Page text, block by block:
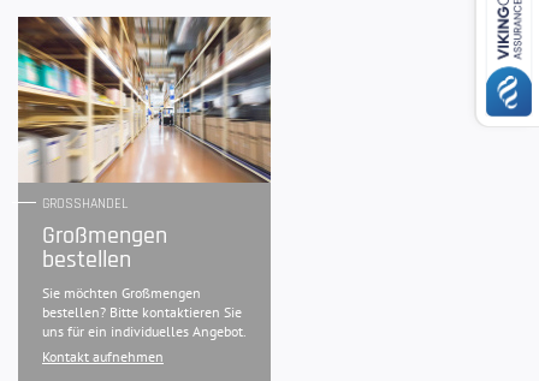
GROSSHANDEL
Großmengen
bestellen
Sie möchten Großmengen
bestellen? Bitte kontaktieren Sie
uns für ein individuelles Angebot.
Kontakt aufnehmen